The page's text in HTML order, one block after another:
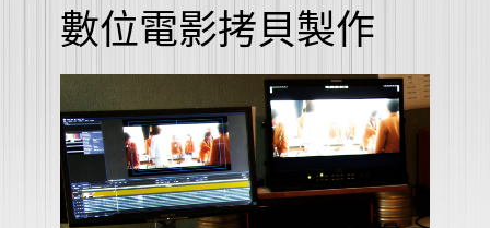
數位電影拷貝製作